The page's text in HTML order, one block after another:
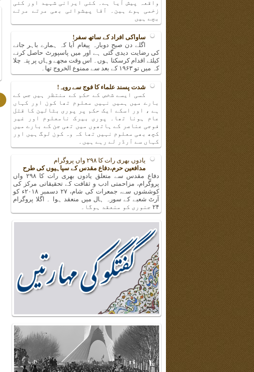
واقعہ پیش آیا ہے۔ کئی ایرانی شہید اور کئی
زخمی ہوے ہین۔ آقا پیشوائی بھی مرتے مرتے
بچے ہیں
ساواکی افراد کے ساتھ سفر!
اگلے دن صبح دوبارہ پیغام آیا کہ ہمارے باہر جانے
کی رضایت دیدی گئی ہے اور میں پاسپورٹ حاصل کرنے
کیلئے اقدام کرسکتا ہوں۔ اس وقت مجھے وہاں پر پتہ چلا
کہ میں تو ۱۹۶۳ کے بعد سے ممنوع الخروج تھا۔
شدت پسند علماء کا فوج سے رویہ!
کسی ایسے شخص کے حکم کے منتظر ہیں جس کے
بارے میں ہمیں نہیں معلوم تھا کون اور کہاں
ہے ، اور اسکے ایک حکم پر پوری بٹالین کا قتل
عام ہونا تھا۔ پوری بیرک نامعلوم اور غیر
فوجی عناصر کے ہاتھوں میں تھی جن کے بارے میں
کچھ بھی معلوم نہیں تھا کہ وہ کون لوگ ہیں اور
کہاں سے آرڈر لے رہے ہیں۔
یادوں بھری رات کا ۲۹۸ واں پروگرام
مدافعین حرم،دفاع مقدس کے سپاہیوں کی طرح
دفاع مقدس سے متعلق یادوں بھری رات کا ۲۹۸ واں
پروگرام، مزاحمتی ادب و ثقافت کے تحقیقاتی مرکز کی
کوششوں سے، جمعرات کی شام، ۲۷ دسمبر ۲۰۱۸ء کو
آرٹ شعبے کے سورہ ہال میں منعقد ہوا ۔ اگلا پروگرام
۲۴ جنوری کو منعقد ہوگا۔